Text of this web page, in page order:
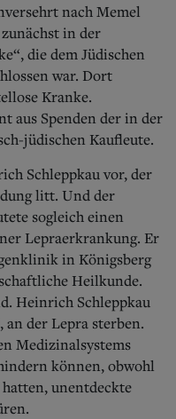
nach Memel
in der
die dem Jüdischen
war. Dort
Kranke.
aus Spenden der in der
jüdischen Kaufleute.
Schleppkau vor, der
litt. Und der
sogleich einen
Lepraerkrankung. Er
in Königsberg
Heilkunde.
Heinrich Schleppkau
der Lepra sterben.
Medizinalsystems
können, obwohl
unentdeckte